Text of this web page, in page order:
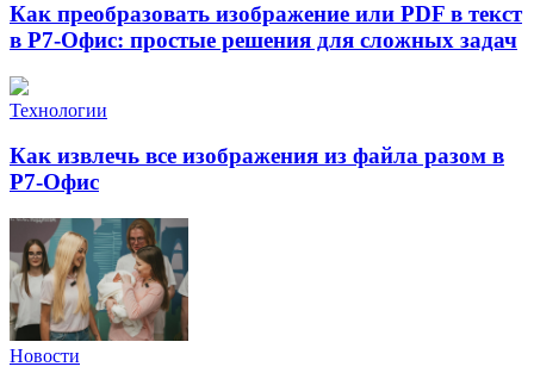
Как преобразовать изображение или PDF в текст
в Р7-Офис: простые решения для сложных задач
Технологии
Как извлечь все изображения из файла разом в
Р7-Офис
Новости